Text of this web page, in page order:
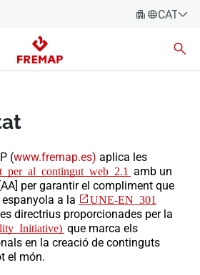
CATALÀ
Español
English
(www.fremap.es) aplica les
per al contingut web 2.1​
amb un
per garantir el compliment que
a la
UNE-EN 301
directrius proporcionades per la
Initiative) que marca els
en la creació de continguts
el món.